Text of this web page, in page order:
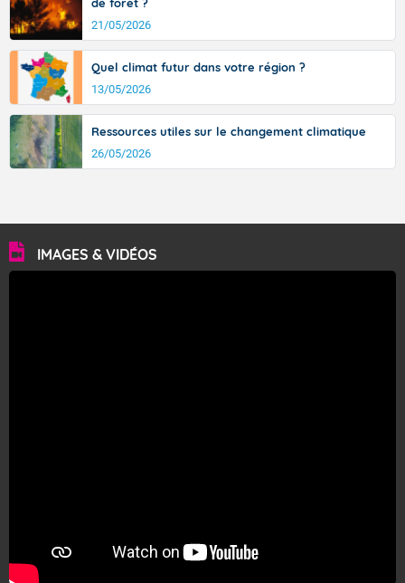
21/05/2026
Quel climat futur dans votre région ?
13/05/2026
Ressources utiles sur le changement climatique
26/05/2026
IMAGES & VIDÉOS